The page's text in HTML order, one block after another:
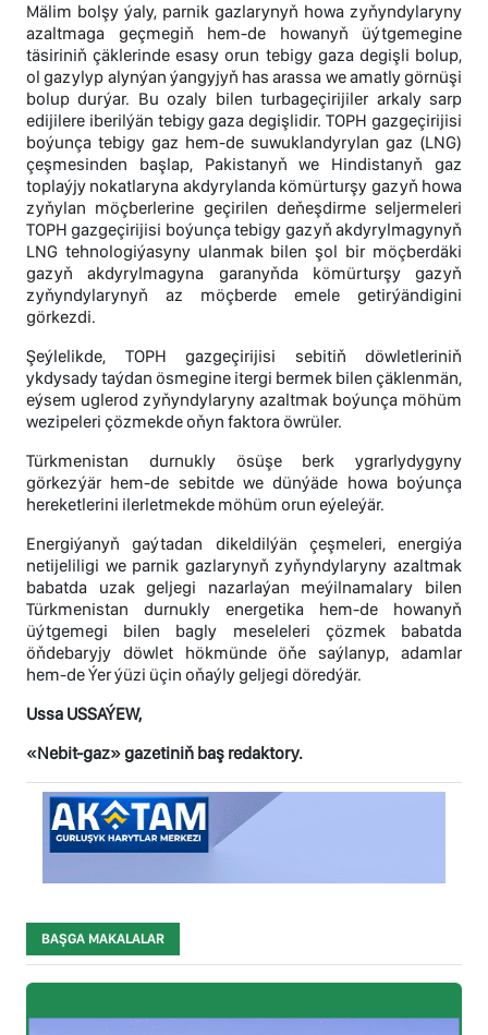
Mälim bolşy ýaly, parnik gazlarynyň howa zyňyndylaryny
azaltmaga geçmegiň hem-de howanyň üýtgemegine
täsiriniň çäklerinde esasy orun tebigy gaza degişli bolup,
ol gazylyp alynýan ýangyjyň has arassa we amatly görnüşi
bolup durýar. Bu ozaly bilen turbageçirijiler arkaly sarp
edijilere iberilýän tebigy gaza degişlidir. TOPH gazgeçirijisi
boýunça tebigy gaz hem-de suwuklandyrylan gaz (LNG)
çeşmesinden başlap, Pakistanyň we Hindistanyň gaz
toplaýjy nokatlaryna akdyrylanda kömürturşy gazyň howa
zyňylan möçberlerine geçirilen deňeşdirme seljermeleri
TOPH gazgeçirijisi boýunça tebigy gazyň akdyrylmagynyň
LNG tehnologiýasyny ulanmak bilen şol bir möçberdäki
gazyň akdyrylmagyna garanyňda kömürturşy gazyň
zyňyndylarynyň az möçberde emele getirýändigini
görkezdi.
Şeýlelikde, TOPH gazgeçirijisi sebitiň döwletleriniň
ykdysady taýdan ösmegine itergi bermek bilen çäklenmän,
eýsem uglerod zyňyndylaryny azaltmak boýunça möhüm
wezipeleri çözmekde oňyn faktora öwrüler.
Türkmenistan durnukly ösüşe berk ygrarlydygyny
görkezýär hem-de sebitde we dünýäde howa boýunça
hereketlerini ilerletmekde möhüm orun eýeleýär.
Energiýanyň gaýtadan dikeldilýän çeşmeleri, energiýa
netijeliligi we parnik gazlarynyň zyňyndylaryny azaltmak
babatda uzak geljegi nazarlaýan meýilnamalary bilen
Türkmenistan durnukly energetika hem-de howanyň
üýtgemegi bilen bagly meseleleri çözmek babatda
öňdebaryjy döwlet hökmünde öňe saýlanyp, adamlar
hem-de Ýer ýüzi üçin oňaýly geljegi döredýär.
Ussa USSAÝEW,
«Nebit-gaz» gazetiniň baş redaktory.
BAŞGA MAKALALAR